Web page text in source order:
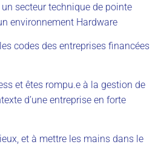
secteur technique de pointe
environnement Hardware
codes des entreprises financées
et êtes rompu.e à la gestion de
d’une entreprise en forte
et à mettre les mains dans le